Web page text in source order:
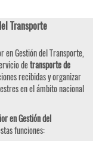
Transporte
en Gestión del Transporte,
detransporte de
recibidas y organizar
en el ámbito nacional
en Gestión del
funciones: